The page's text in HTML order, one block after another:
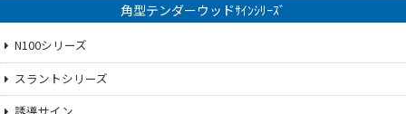
角型テンダーウッドｻｲﾝｼﾘｰｽﾞ
N100シリーズ
スラントシリーズ